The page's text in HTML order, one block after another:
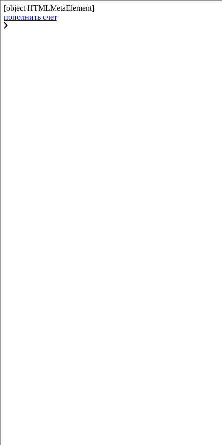
[object HTMLMetaElement]
пополнить счет